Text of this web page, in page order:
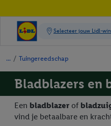
/ Tuingereedschap
Bladblazers en
Een bladblazer of
vind je betaalbare en